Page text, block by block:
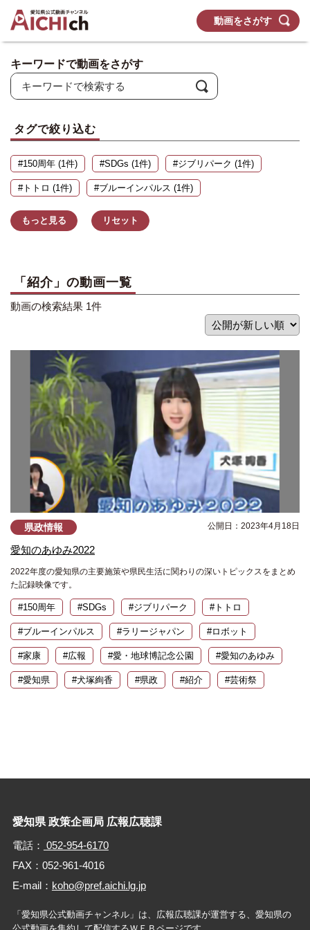
動画をさがす
キーワードで動画をさがす
タグで絞り込む
#150周年 (1件) #SDGs (1件) #ジブリパーク (1件)
#トトロ (1件) #ブルーインパルス (1件)
もっと見る リセット
「紹介」の動画一覧
動画の検索結果 1件
県政情報 公開日：2023年4月18日
愛知のあゆみ2022
2022年度の愛知県の主要施策や県民生活に関わりの深いトピックスをまとめ
た記録映像です。
#150周年 #SDGs #ジブリパーク #トトロ
#ブルーインパルス #ラリージャパン #ロボット
#家康 #広報 #愛・地球博記念公園 #愛知のあゆみ
#愛知県 #犬塚絢香 #県政 #紹介 #芸術祭
愛知県 政策企画局 広報広聴課
電話： 052-954-6170
FAX：052-961-4016
E-mail： koho@pref.aichi.lg.jp
「愛知県公式動画チャンネル」は、広報広聴課が運営する、 愛知県の